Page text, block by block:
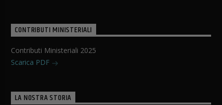
CONTRIBUTI MINISTERIALI
Contributi Ministeriali 2025
Scarica PDF
LA NOSTRA STORIA